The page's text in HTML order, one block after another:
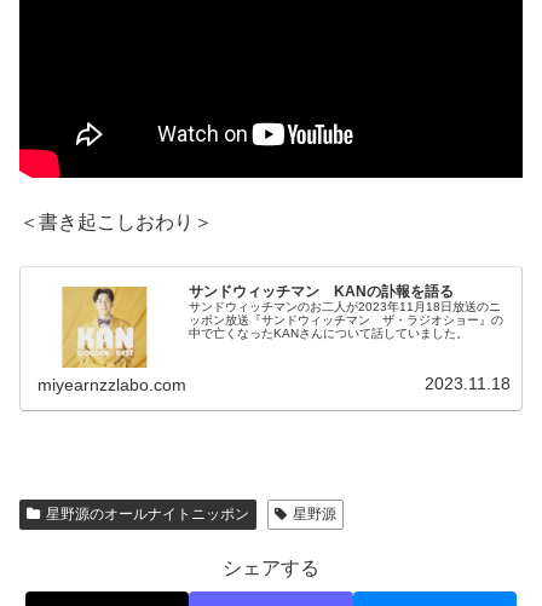
＜書き起こしおわり＞
サンドウィッチマン KANの訃報を語る
サンドウィッチマンのお二人が2023年11月18日放送のニ
ッポン放送『サンドウィッチマン ザ・ラジオショー』の
中で亡くなったKANさんについて話していました。
miyearnzzlabo.com 2023.11.18
星野源のオールナイトニッポン 星野源
シェアする